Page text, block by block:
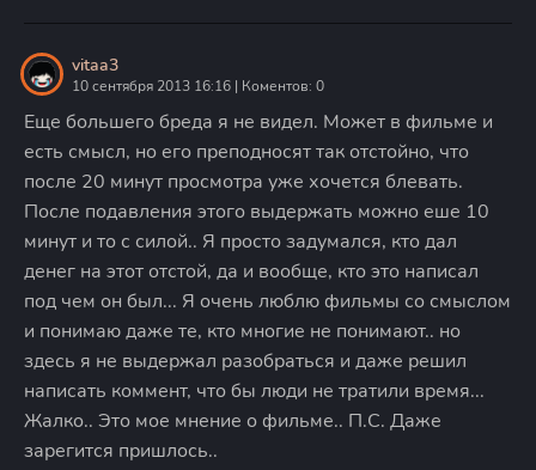
vitaa3
10 сентября 2013 16:16 | Коментов: 0
Еще большего бреда я не видел. Может в фильме и
есть смысл, но его преподносят так отстойно, что
после 20 минут просмотра уже хочется блевать.
После подавления этого выдержать можно еше 10
минут и то с силой.. Я просто задумался, кто дал
денег на этот отстой, да и вообще, кто это написал
под чем он был... Я очень люблю фильмы со смыслом
и понимаю даже те, кто многие не понимают.. но
здесь я не выдержал разобраться и даже решил
написать коммент, что бы люди не тратили время...
Жалко.. Это мое мнение о фильме.. П.С. Даже
зарегится пришлось..